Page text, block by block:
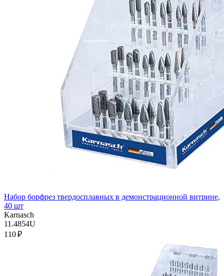
Набор борфрез твердосплавных в демонстрационной витрине,
40 шт
Karnasch
11.4854U
110 ₽